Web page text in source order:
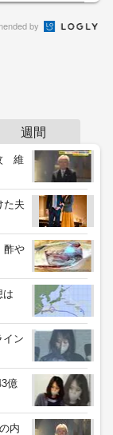
by
週間
維
た夫
酢や
は
イン
億
内